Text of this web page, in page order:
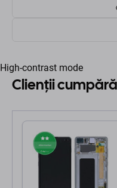
High-contrast mode
Clienții